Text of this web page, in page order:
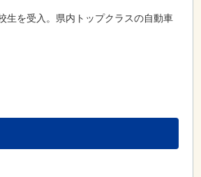
生を受入。県内トップクラスの自動車